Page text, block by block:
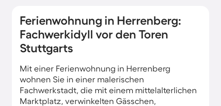
Ferienwohnung in Herrenberg:
Fachwerkidyll vor den Toren
Stuttgarts
Mit einer Ferienwohnung in Herrenberg
wohnen Sie in einer malerischen
Fachwerkstadt, die mit einem mittelalterlichen
Marktplatz, verwinkelten Gässchen,